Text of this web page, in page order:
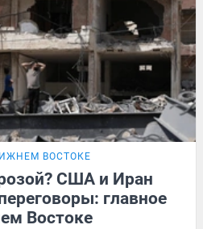
ВОСТОКЕ
США и Иран
главное
Востоке